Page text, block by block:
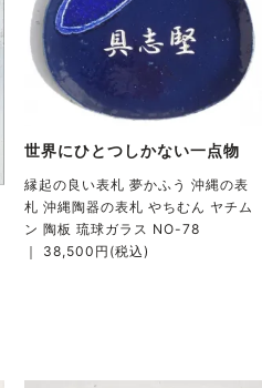
世界にひとつしかない一点物
縁起の良い表札 夢かふう 沖縄の表
札 沖縄陶器の表札 やちむん ヤチム
ン 陶板 琉球ガラス NO-78
｜ 38,500円(税込)